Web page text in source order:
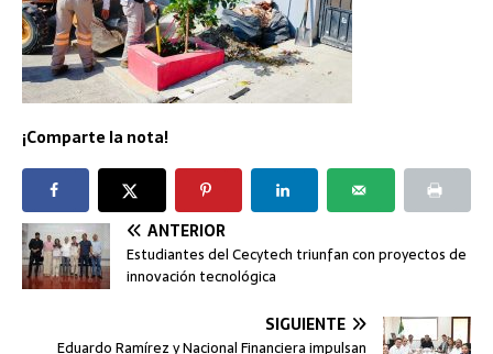
¡Comparte la nota!
ANTERIOR
Estudiantes del Cecytech triunfan con proyectos de
innovación tecnológica
SIGUIENTE
Eduardo Ramírez y Nacional Financiera impulsan